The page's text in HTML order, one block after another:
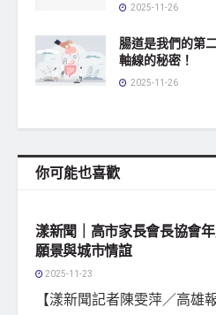
2025-11-26
腸道是我們的第
軸線的秘密！
2025-11-26
你可能也喜歡
漾新聞｜高市家長會長協會
願景與城市情誼
2025-11-23
【漾新聞記者陳雯萍／高雄